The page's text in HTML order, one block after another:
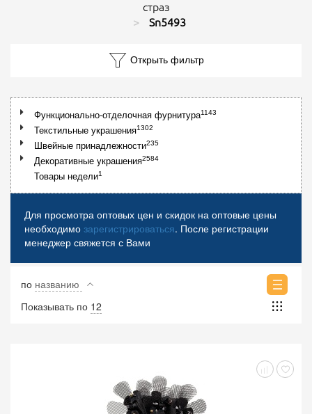
страз
Sn5493
Открыть фильтр
Функционально-отделочная фурнитура1143
Текстильные украшения1302
Швейные принадлежности235
Декоративные украшения2584
Товары недели1
Для просмотра оптовых цен и скидок на оптовые цены
необходимо зарегистрироваться. После регистрации
менеджер свяжется с Вами
по названию
Показывать по 12